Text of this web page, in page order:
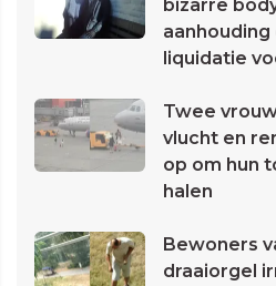
bizarre
liquidatie
Twee
vlucht en
op om hun
halen
Bewoners
draaiorgel